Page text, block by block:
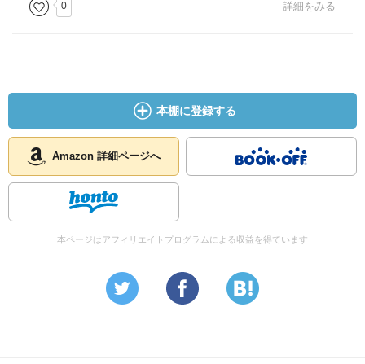
0 詳細をみる
本棚に登録する
Amazon 詳細ページへ
本ページはアフィリエイトプログラムによる収益を得ています